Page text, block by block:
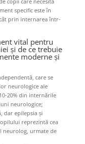
specific este în
prin internarea într-
vital pentru
și de ce trebuie
moderne și
care se
neurologice ale
20% din internările
neurologice;
dar epilepsia și
reprezintă cea
neurolog, urmate de